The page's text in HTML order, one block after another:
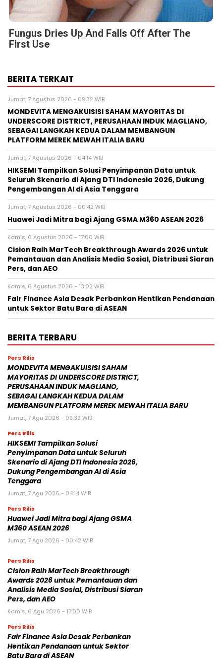
Fungus Dries Up And Falls Off After The
First Use
BERITA TERKAIT
Jumat, 7 Agustus 2026 - 09:32 WIB
MONDEVITA MENGAKUISISI SAHAM MAYORITAS DI
UNDERSCORE DISTRICT, PERUSAHAAN INDUK MAGLIANO,
SEBAGAI LANGKAH KEDUA DALAM MEMBANGUN
PLATFORM MEREK MEWAH ITALIA BARU
Jumat, 7 Agustus 2026 - 04:14 WIB
HIKSEMI Tampilkan Solusi Penyimpanan Data untuk
Seluruh Skenario di Ajang DTI Indonesia 2026, Dukung
Pengembangan AI di Asia Tenggara
Jumat, 7 Agustus 2026 - 00:42 WIB
Huawei Jadi Mitra bagi Ajang GSMA M360 ASEAN 2026
Kamis, 6 Agustus 2026 - 17:00 WIB
Cision Raih MarTech Breakthrough Awards 2026 untuk
Pemantauan dan Analisis Media Sosial, Distribusi Siaran
Pers, dan AEO
Kamis, 6 Agustus 2026 - 13:02 WIB
Fair Finance Asia Desak Perbankan Hentikan Pendanaan
untuk Sektor Batu Bara di ASEAN
BERITA TERBARU
Pers Rilis
MONDEVITA MENGAKUISISI SAHAM
MAYORITAS DI UNDERSCORE DISTRICT,
PERUSAHAAN INDUK MAGLIANO,
SEBAGAI LANGKAH KEDUA DALAM
MEMBANGUN PLATFORM MEREK MEWAH ITALIA BARU
Jumat, 7 Agu 2026 - 09:32 WIB
Pers Rilis
HIKSEMI Tampilkan Solusi
Penyimpanan Data untuk Seluruh
Skenario di Ajang DTI Indonesia 2026,
Dukung Pengembangan AI di Asia
Tenggara
Jumat, 7 Agu 2026 - 04:14 WIB
Pers Rilis
Huawei Jadi Mitra bagi Ajang GSMA
M360 ASEAN 2026
Jumat, 7 Agu 2026 - 00:42 WIB
Pers Rilis
Cision Raih MarTech Breakthrough
Awards 2026 untuk Pemantauan dan
Analisis Media Sosial, Distribusi Siaran
Pers, dan AEO
Kamis, 6 Agu 2026 - 17:00 WIB
Pers Rilis
Fair Finance Asia Desak Perbankan
Hentikan Pendanaan untuk Sektor
Batu Bara di ASEAN